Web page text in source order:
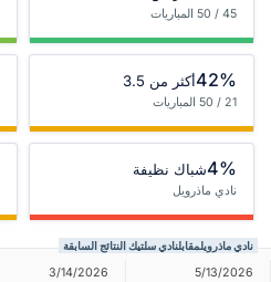
45 / 50 المباريات
42%أكثر من 3.5
21 / 50 المباريات
4%شباك نظيفة
نادي ماذرويل
نادي ماذرويلمقابلنادي سلتيك النتائج السابقة
5/13/2026
3/14/2026